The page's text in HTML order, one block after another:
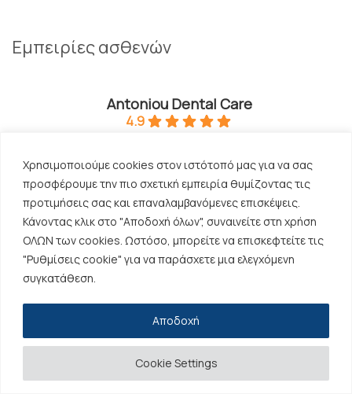
Χρησιμοποιούμε cookies στον ιστότοπό μας για να σας
προσφέρουμε την πιο σχετική εμπειρία θυμίζοντας τις
προτιμήσεις σας και επαναλαμβανόμενες επισκέψεις.
Κάνοντας κλικ στο "Αποδοχή όλων", συναινείτε στη χρήση
ΟΛΩΝ των cookies. Ωστόσο, μπορείτε να επισκεφτείτε τις
"Ρυθμίσεις cookie" για να παράσχετε μια ελεγχόμενη
συγκατάθεση.
Cookie Settings
Αποδοχή
Εμπειρίες ασθενών
Antoniou Dental Care
4.9
αξιολογήστε μας στο
Νέλλη Κοντάκου
2 months ago
Επισκέπτομαι τον Αντωνίου Άδωνι εδώ και 5
χρόνια και με κέρδισε από την πρώτη στιγμή με
τον επαγγελματισμό και την ευγένειά του. Είναι
ένας επιστήμονας που αποπνέει εμπιστοσύνη
και ασφάλεια, γι’ αυτό και έγινε πλέον ο
οικογενειακός μας οδοντίατρος. Από απλούς